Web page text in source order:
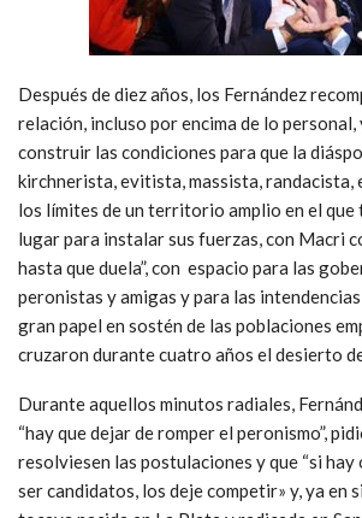
Después de diez años, los Fernández
relación, incluso por encima de lo personal,
construir las condiciones para que la
kirchnerista, evitista, massista, randacista,
los límites de un territorio amplio en el
lugar para instalar sus fuerzas, con Macri
hasta que duela”, con espacio para las
peronistas y amigas y para las
gran papel en sostén de las poblaciones
cruzaron durante cuatro años el desierto
Durante aquellos minutos radiales,
“hay que dejar de romper el peronismo”,
resolviesen las postulaciones y que “si
ser candidatos, los deje competir» y, ya en